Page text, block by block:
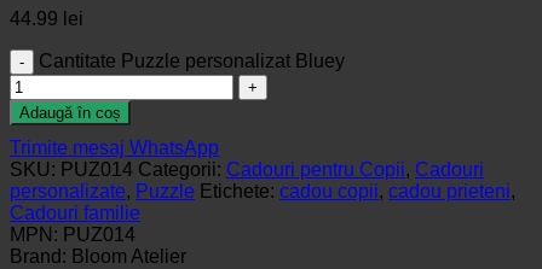
44.99 lei
Cantitate Puzzle personalizat Bluey
Adaugă în coș
Trimite mesaj WhatsApp
SKU: PUZ014 Categorii: Cadouri pentru Copii, Cadouri
personalizate, Puzzle Etichete: cadou copii, cadou prieteni,
Cadouri familie
MPN: PUZ014
Brand: Bloom Atelier